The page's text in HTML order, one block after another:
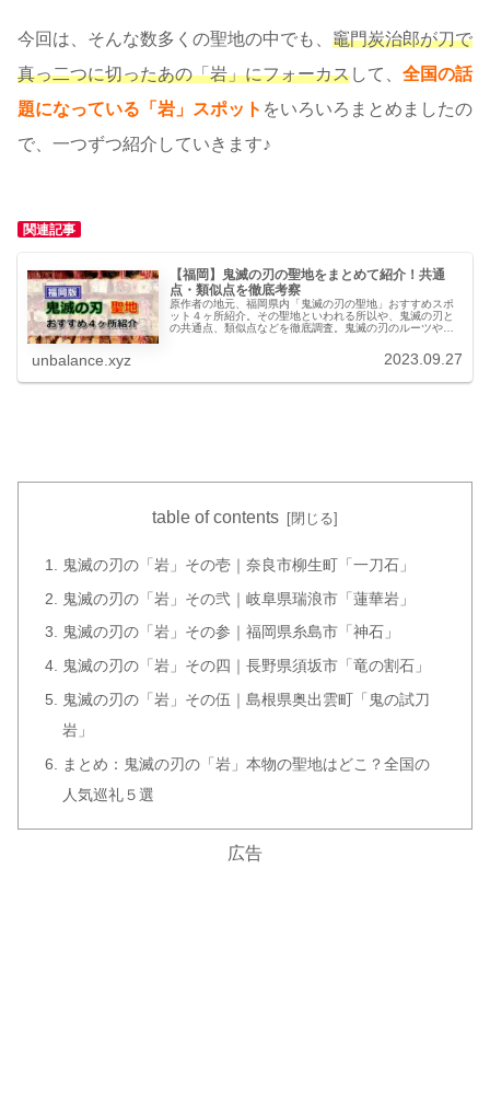
今回は、そんな数多くの聖地の中でも、 竈門炭治郎が刀で
真っ二つに切ったあの「岩」にフォーカスして、 全国の話
題になっている「岩」スポット をいろいろまとめましたの
で、一つずつ紹介していきます♪
関連記事
【福岡】鬼滅の刃の聖地をまとめて紹介！共通
点・類似点を徹底考察
原作者の地元、福岡県内「鬼滅の刃の聖地」おすすめスポ
ット４ヶ所紹介。その聖地といわれる所以や、鬼滅の刃と
の共通点、類似点などを徹底調査。鬼滅の刃のルーツや元
unbalance.xyz 2023.09.27
table of contents
鬼滅の刃の「岩」その壱｜奈良市柳生町「一刀石」
鬼滅の刃の「岩」その弐｜岐阜県瑞浪市「蓮華岩」
鬼滅の刃の「岩」その参｜福岡県糸島市「神石」
鬼滅の刃の「岩」その四｜長野県須坂市「竜の割石」
鬼滅の刃の「岩」その伍｜島根県奥出雲町「鬼の試刀
岩」
まとめ：鬼滅の刃の「岩」本物の聖地はどこ？全国の
人気巡礼５選
広告